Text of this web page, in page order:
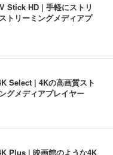
Stick HD | 手軽にストリ
トリーミングメディアプ
Select | 4Kの高画質スト
グメディアプレイヤー
Plus | 映画館のような4K